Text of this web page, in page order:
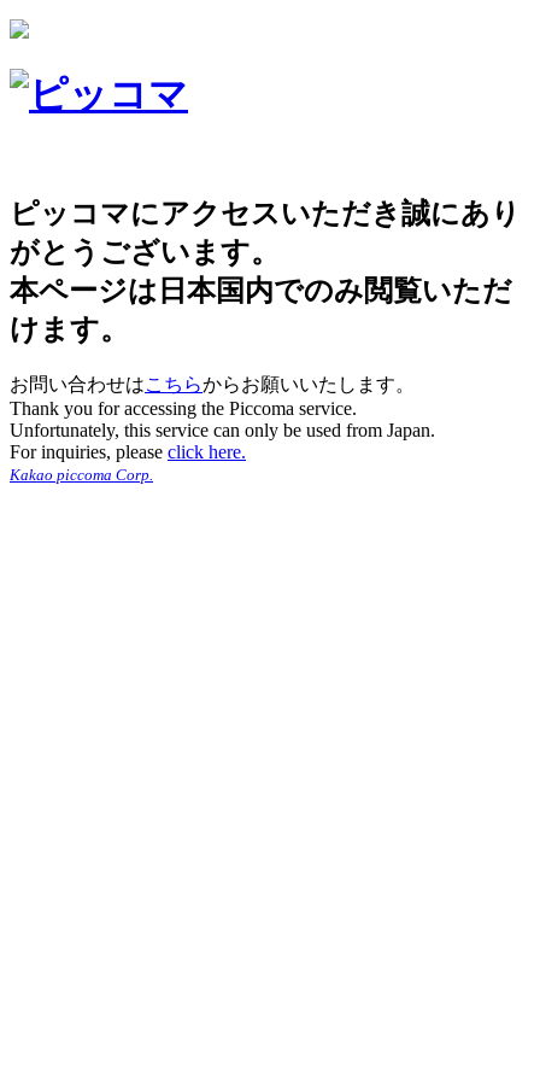
ピッコマにアクセスいただき誠にあり
がとうございます。
本ページは日本国内でのみ閲覧いただ
けます。
お問い合わせはこちらからお願いいたします。
Thank you for accessing the Piccoma service.
Unfortunately, this service can only be used from Japan.
For inquiries, please click here.
Kakao piccoma Corp.